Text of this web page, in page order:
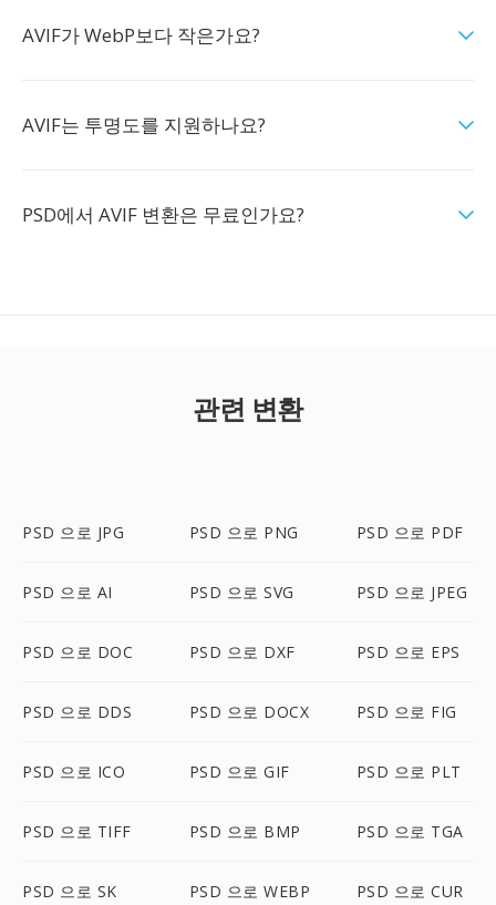
AVIF가 WebP보다 작은가요?
AVIF는 투명도를 지원하나요?
PSD에서 AVIF 변환은 무료인가요?
관련 변환
PSD 으로 JPG PSD 으로 PNG PSD 으로 PDF
PSD 으로 AI PSD 으로 SVG PSD 으로 JPEG
PSD 으로 DOC PSD 으로 DXF PSD 으로 EPS
PSD 으로 DDS PSD 으로 DOCX PSD 으로 FIG
PSD 으로 ICO PSD 으로 GIF PSD 으로 PLT
PSD 으로 TIFF PSD 으로 BMP PSD 으로 TGA
PSD 으로 SK PSD 으로 WEBP PSD 으로 CUR